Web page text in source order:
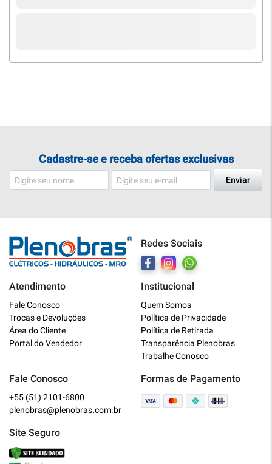
Cadastre-se e receba ofertas exclusivas
Enviar
Redes Sociais
Atendimento
Fale Conosco
Trocas e Devoluções
Área do Cliente
Portal do Vendedor
Institucional
Quem Somos
Política de Privacidade
Política de Retirada
Transparência Plenobras
Trabalhe Conosco
Fale Conosco
+55 (51) 2101-6800
plenobras@plenobras.com.br
Formas de Pagamento
Site Seguro
Online
Bem vindo a Plenobras! Aqui você
encontra toda a linha de materiais
O que você deseja?